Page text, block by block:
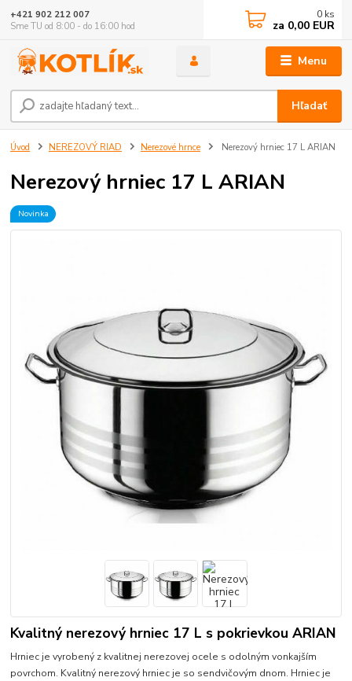
Menu
Hľadať
+421 902 212 007
Sme TU od 8:00 - do 16:00 hod
0 ks
za 0,00 EUR
Úvod NEREZOVÝ RIAD Nerezové hrnce Nerezový hrniec 17 L ARIAN
Nerezový hrniec 17 L ARIAN
Novinka
Kvalitný nerezový hrniec 17 L s pokrievkou ARIAN
Hrniec je vyrobený z kvalitnej nerezovej ocele s odolným vonkajším
povrchom. Kvalitný nerezový hrniec je so sendvičovým dnom. Hrniec je